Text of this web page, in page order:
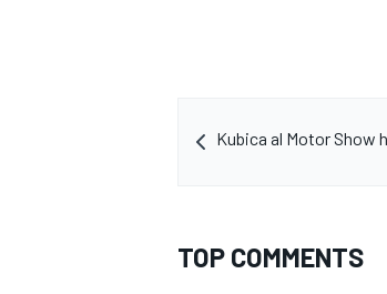
Kubica al Motor Show
TOP COMMENTS